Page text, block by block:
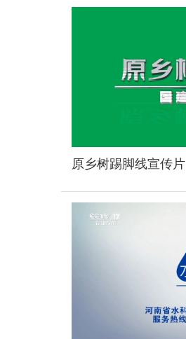
原乡树踢脚线宣传片